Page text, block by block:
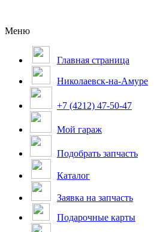
Меню
Главная страница
Николаевск-на-Амуре
+7 (4212) 47-50-47
Мой гараж
Подобрать запчасть
Каталог
Заявка на запчасть
Подарочные карты